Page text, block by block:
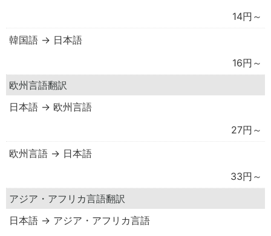
14円～
韓国語 → 日本語
16円～
欧州言語翻訳
日本語 → 欧州言語
27円～
欧州言語 → 日本語
33円～
アジア・アフリカ言語翻訳
日本語 → アジア・アフリカ言語